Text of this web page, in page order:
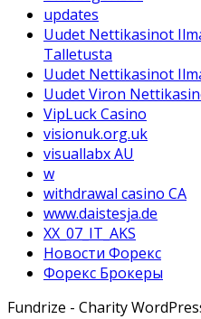
updates
Uudet Nettikasinot
Talletusta
Uudet Nettikasinot
Uudet Viron
VipLuck Casino
visionuk.org.uk
visuallabx AU
w
withdrawal casino CA
www.daistesja.de
XX_07_IT_AKS
Новости Форекс
Форекс Брокеры
Fundrize - Charity